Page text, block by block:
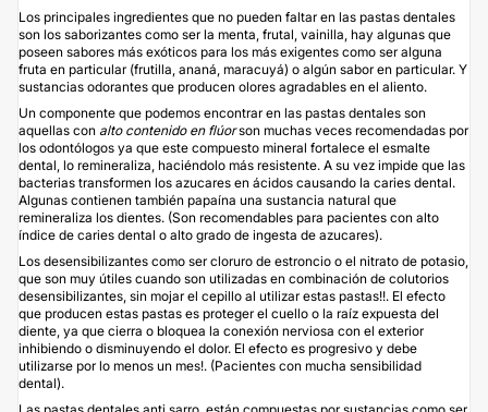
Los principales ingredientes que no pueden faltar en las pastas dentales
son los saborizantes como ser la menta, frutal, vainilla, hay algunas que
poseen sabores más exóticos para los más exigentes como ser alguna
fruta en particular (frutilla, ananá, maracuyá) o algún sabor en particular. Y
sustancias odorantes que producen olores agradables en el aliento.
Un componente que podemos encontrar en las pastas dentales son
aquellas con alto contenido en flúorson muchas veces recomendadas por
los odontólogos ya que este compuesto mineral fortalece el esmalte
dental, lo remineraliza, haciéndolo más resistente. A su vez impide que las
bacterias transformen los azucares en ácidos causando la caries dental.
Algunas contienen también papaína una sustancia natural que
remineraliza los dientes. (Son recomendables para pacientes con alto
índice de caries dental o alto grado de ingesta de azucares).
Los desensibilizantes como ser cloruro de estroncio o el nitrato de potasio,
que son muy útiles cuando son utilizadas en combinación de colutorios
desensibilizantes, sin mojar el cepillo al utilizar estas pastas!!. El efecto
que producen estas pastas es proteger el cuello o la raíz expuesta del
diente, ya que cierra o bloquea la conexión nerviosa con el exterior
inhibiendo o disminuyendo el dolor. El efecto es progresivo y debe
utilizarse por lo menos un mes!. (Pacientes con mucha sensibilidad
dental).